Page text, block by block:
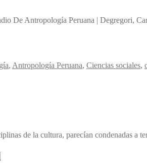
De Antropología Peruana | Degregori,
, Antropología Peruana, Ciencias sociales,
de la cultura, parecían condenadas a